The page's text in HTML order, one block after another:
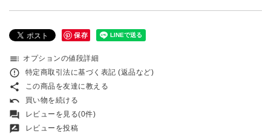
保存
toc オプションの値段詳細
error_outline 特定商取引法に基づく表記 (返品など)
share この商品を友達に教える
undo 買い物を続ける
forum レビューを見る(0件)
rate_review レビューを投稿